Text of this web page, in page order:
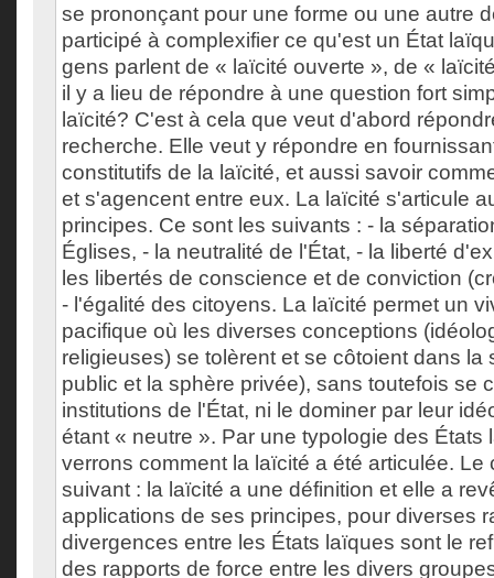
se prononçant pour une forme ou une autre
participé à complexifier ce qu'est un État
gens parlent de « laïcité ouverte », de «
il y a lieu de répondre à une question fort
laïcité? C'est à cela que veut d'abord
recherche. Elle veut y répondre en
constitutifs de la laïcité, et aussi savoir
et s'agencent entre eux. La laïcité s'articule
principes. Ce sont les suivants : - la
Églises, - la neutralité de l'État, - la liberté
les libertés de conscience et de conviction
- l'égalité des citoyens. La laïcité permet un
pacifique où les diverses conceptions
religieuses) se tolèrent et se côtoient dans la
public et la sphère privée), sans toutefois se
institutions de l'État, ni le dominer par leur
étant « neutre ». Par une typologie des États
verrons comment la laïcité a été articulée. Le
suivant : la laïcité a une définition et elle a
applications de ses principes, pour diverses
divergences entre les États laïques sont le
des rapports de force entre les divers